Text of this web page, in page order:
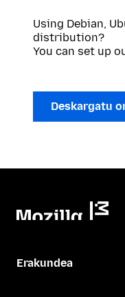
Using Debian,
distribution?
You can set up
Deskargatu
Erakundea